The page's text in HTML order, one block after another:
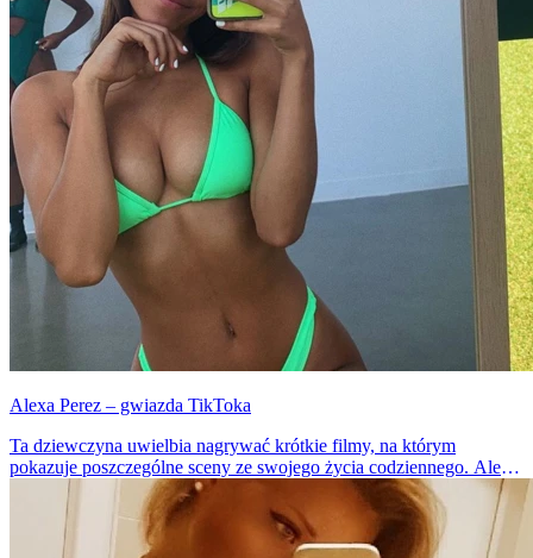
Alexa Perez – gwiazda TikToka
Ta dziewczyna uwielbia nagrywać krótkie filmy, na którym
pokazuje poszczególne sceny ze swojego życia codziennego. Alexa
jest prześliczna i niemalże zawsze uśmiechnięta, co lubimy
najbardziej!